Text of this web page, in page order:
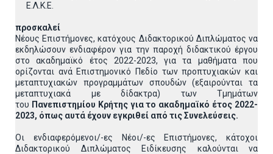
Ε.Λ.Κ.Ε.
προσκαλεί
Νέους Επιστήμονες, κατόχους Διδακτορικού Διπλώματος να
εκδηλώσουν ενδιαφέρον για την παροχή διδακτικού έργου
στο ακαδημαϊκό έτος 2022-2023, για τα μαθήματα που
ορίζονται ανά Επιστημονικό Πεδίο των προπτυχιακών και
μεταπτυχιακών προγραμμάτων σπουδών (εξαιρούνται τα
μεταπτυχιακά με δίδακτρα) των Τμημάτων
του Πανεπιστημίου Κρήτης για το ακαδημαϊκό έτος 2022-
2023, όπως αυτά έχουν εγκριθεί από τις Συνελεύσεις.
Οι ενδιαφερόμενοι/-ες Νέοι/-ες Επιστήμονες, κάτοχοι
Διδακτορικού Διπλώματος Ειδίκευσης καλούνται να